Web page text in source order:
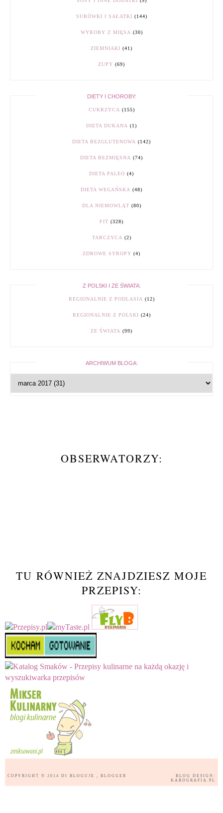
SURÓWKI I SAŁATKI (144)
WYROBY Z MIĘSA (30)
ZIEMNIAKI (41)
ZUPY (69)
DIETY I CHOROBY:
CUKRZYCA (155)
DIETA DUKANA (1)
DIETA BEZGLUTENOWA (142)
DIETA BEZMIĘSNA (74)
DIETA PALEO (4)
DIETA WEGAŃSKA (48)
DLA NIEMOWLĄT (80)
FIT (328)
TARCZYCA (2)
ZDROWE SYROPY (4)
Z POLSKI I ZE ŚWIATA:
REGIONALNIE Z PODLASIA (12)
REGIONALNIE Z POLSKI (24)
ZE ŚWIATA (99)
ARCHIWUM BLOGA:
OBSERWATORZY:
TU RÓWNIEŻ ZNAJDZIESZ MOJE
PRZEPISY:
COPYRIGHT © 2014 DI BLOGUJE , BLOGGER
BLOG DESIGN:
KAROGRAFIA.PL